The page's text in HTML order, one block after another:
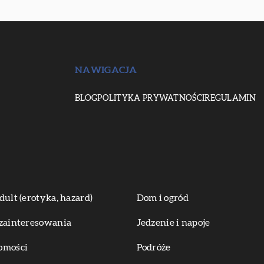
NAWIGACJA
BLOGPOLITYKA PRYWATNOŚCIREGULAMIN
(erotyka, hazard) Dom i ogród
Jedzenie i napoje
Podróże